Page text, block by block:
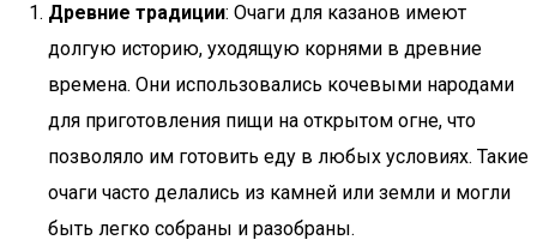
Древние традиции: Очаги для казанов имеют
долгую историю, уходящую корнями в древние
времена. Они использовались кочевыми народами
для приготовления пищи на открытом огне, что
позволяло им готовить еду в любых условиях. Такие
очаги часто делались из камней или земли и могли
быть легко собраны и разобраны.